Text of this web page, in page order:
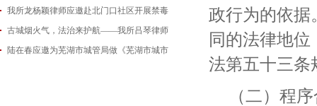
2026-06-29
我所龙杨颖律师应邀赴北门口社区开展禁毒
2026-06-18
古城烟火气，法治来护航——我所吕琴律师
2026-05-21
陆在春应邀为芜湖市城管局做《芜湖市城市
政行为的依据
同的法律地
法第五十三条
（二）程